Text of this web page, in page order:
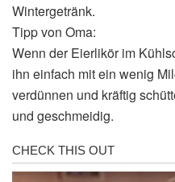
Wintergetränk.
Tipp von Oma:
Wenn der Eierlikör im
ihn einfach mit ein wenig
verdünnen und kräftig
und geschmeidig.